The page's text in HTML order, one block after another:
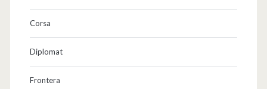
Corsa
Diplomat
Frontera